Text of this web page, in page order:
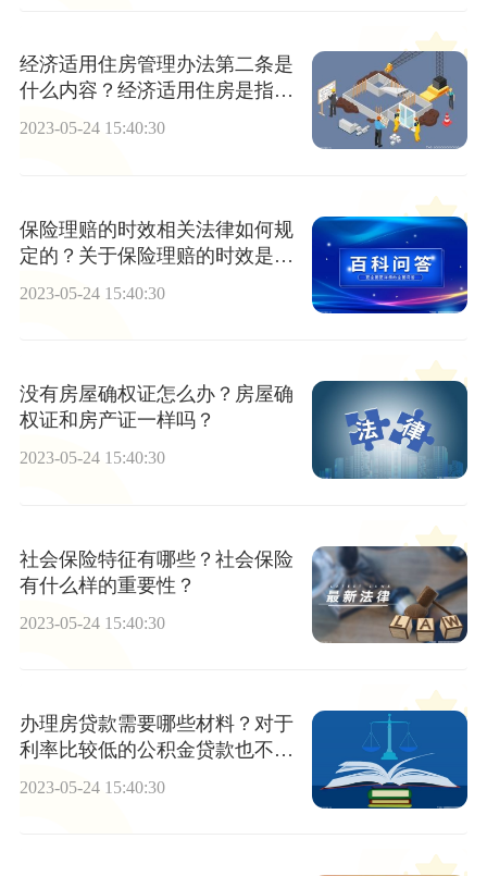
经济适用住房管理办法第二条是
什么内容？经济适用住房是指什
么？
2023-05-24 15:40:30
保险理赔的时效相关法律如何规
定的？关于保险理赔的时效是多
2023-05-24 15:40:30
没有房屋确权证怎么办？房屋确
权证和房产证一样吗？
2023-05-24 15:40:30
社会保险特征有哪些？社会保险
有什么样的重要性？
2023-05-24 15:40:30
办理房贷款需要哪些材料？对于
利率比较低的公积金贷款也不建
2023-05-24 15:40:30